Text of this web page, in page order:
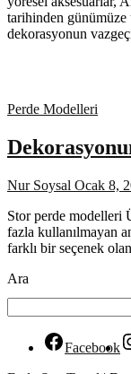
tarihinden
dekorasyonun
Perde Modelleri
Nur Soysal Ocak 8,
Stor perde modelleri
fazla kullanılmayan
farklı bir seçenek
Ara
Facebook